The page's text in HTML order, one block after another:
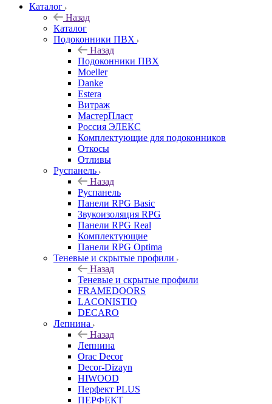
Каталог
Назад
Каталог
Подоконники ПВХ
Назад
Подоконники ПВХ
Moeller
Danke
Estera
Витраж
МастерПласт
Россия ЭЛЕКС
Комплектующие для подоконников
Откосы
Отливы
Руспанель
Назад
Руспанель
Панели RPG Basic
Звукоизоляция RPG
Панели RPG Real
Комплектующие
Панели RPG Optima
Теневые и скрытые профили
Назад
Теневые и скрытые профили
FRAMEDOORS
LACONISTIQ
DECARO
Лепнина
Назад
Лепнина
Orac Decor
Decor-Dizayn
HIWOOD
Перфект PLUS
ПЕРФЕКТ